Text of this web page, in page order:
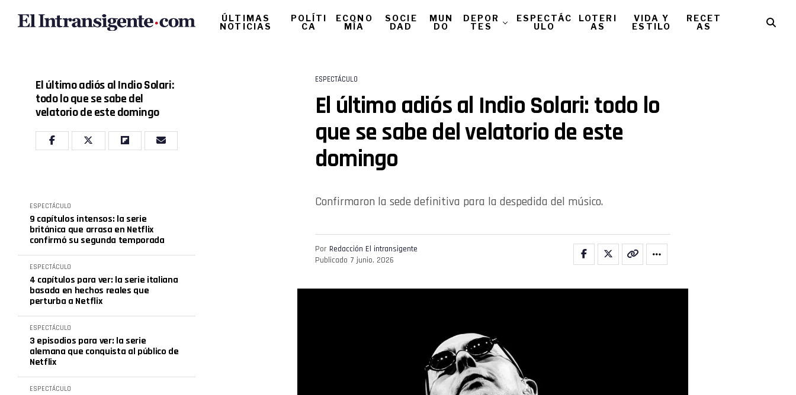
ÚLTIMAS
NOTICIAS
POLÍTI
CA
ECONO
MÍA
SOCIE
DAD
MUN
DO
DEPOR
TES
ESPECTÁC
ULO
LOTERI
AS
VIDA Y
ESTILO
RECET
AS
El último adiós al Indio Solari:
todo lo que se sabe del
velatorio de este domingo
ESPECTÁCULO
9 capítulos intensos: la serie
británica que arrasa en Netflix
confirmó su segunda temporada
ESPECTÁCULO
4 capítulos para ver: la serie italiana
basada en hechos reales que
perturba a Netflix
ESPECTÁCULO
3 episodios para ver: la serie
alemana que conquista al público de
Netflix
ESPECTÁCULO
ESPECTÁCULO
El último adiós al Indio Solari: todo lo
que se sabe del velatorio de este
domingo
Confirmaron la sede definitiva para la despedida del músico.
Por Redacción El intransigente
Publicado 7 junio, 2026